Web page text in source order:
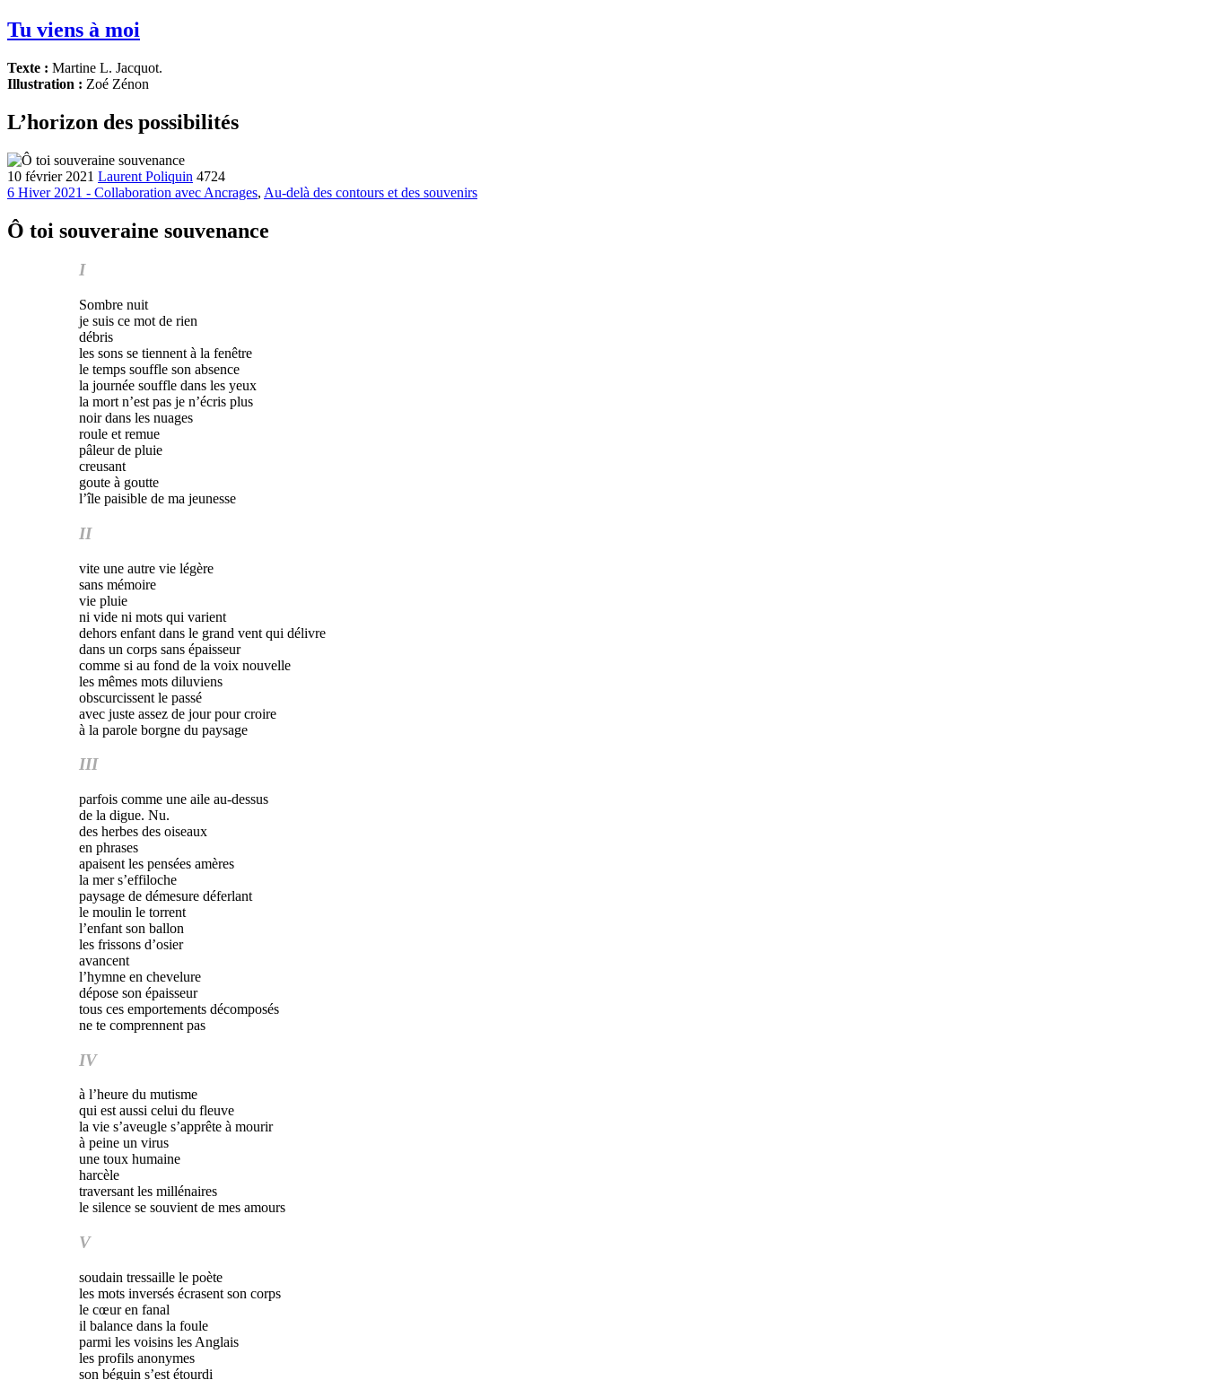
Tu viens à moi
Texte : Martine L. Jacquot.
Illustration : Zoé Zénon
L’horizon des possibilités
10 février 2021 Laurent Poliquin 4724
6 Hiver 2021 - Collaboration avec Ancrages, Au-delà des contours et des souvenirs
Ô toi souveraine souvenance
I
Sombre nuit
je suis ce mot de rien
débris
les sons se tiennent à la fenêtre
le temps souffle son absence
la journée souffle dans les yeux
la mort n’est pas je n’écris plus
noir dans les nuages
roule et remue
pâleur de pluie
creusant
goute à goutte
l’île paisible de ma jeunesse
II
vite une autre vie légère
sans mémoire
vie pluie
ni vide ni mots qui varient
dehors enfant dans le grand vent qui délivre
dans un corps sans épaisseur
comme si au fond de la voix nouvelle
les mêmes mots diluviens
obscurcissent le passé
avec juste assez de jour pour croire
à la parole borgne du paysage
III
parfois comme une aile au-dessus
de la digue. Nu.
des herbes des oiseaux
en phrases
apaisent les pensées amères
la mer s’effiloche
paysage de démesure déferlant
le moulin le torrent
l’enfant son ballon
les frissons d’osier
avancent
l’hymne en chevelure
dépose son épaisseur
tous ces emportements décomposés
ne te comprennent pas
IV
à l’heure du mutisme
qui est aussi celui du fleuve
la vie s’aveugle s’apprête à mourir
à peine un virus
une toux humaine
harcèle
traversant les millénaires
le silence se souvient de mes amours
V
soudain tressaille le poète
les mots inversés écrasent son corps
le cœur en fanal
il balance dans la foule
parmi les voisins les Anglais
les profils anonymes
son béguin s’est étourdi